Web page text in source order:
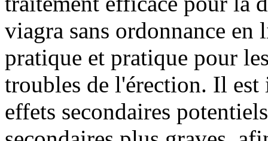
viagra sans ordonnance en
pratique et pratique pour
troubles de l'érection. Il
effets secondaires